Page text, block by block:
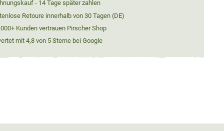
- 14 Tage später zahlen
Retoure innerhalb von 30 Tagen (DE)
Kunden vertrauen Pirscher Shop
mit 4,8 von 5 Sterne bei Google